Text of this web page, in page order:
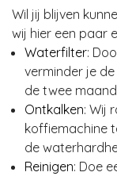
Wil jij blijven
wij hier een paar
Waterfilter:
verminder je
de twee
Ontkalken: Wij
koffiemachine
de
Reinigen: Doe